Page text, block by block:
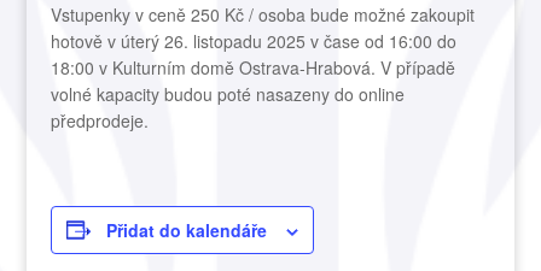
Vstupenky v ceně 250 Kč / osoba bude možné zakoupit
hotově v úterý 26. listopadu 2025 v čase od 16:00 do
18:00 v Kulturním domě Ostrava-Hrabová. V případě
volné kapacity budou poté nasazeny do online
předprodeje.
Přidat do kalendáře